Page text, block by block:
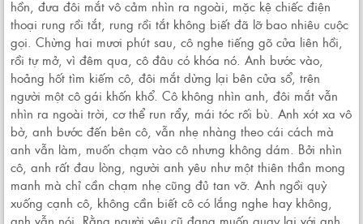
hồn, đưa đôi mắt vô cảm nhìn ra ngoài, mặc kệ chiếc điện
thoại rung rồi tắt, rung rồi tắt không biết đã lỡ bao nhiêu cuộc
gọi. Chừng hai mươi phút sau, cô nghe tiếng gõ cửa liên hồi,
rồi tự mở, vì đêm qua, cô đâu có khóa nó. Anh bước vào,
hoảng hốt tìm kiếm cô, đôi mắt dừng lại bên cửa sổ, trên
người một cô gái khốn khổ. Cô không nhìn anh, đôi mắt vẫn
nhìn ra ngoài trời, cơ thể run rẩy, mái tóc rối bù. Anh xót xa vô
bờ, anh bước đến bên cô, vẫn nhẹ nhàng theo cái cách mà
anh vẫn làm, muốn chạm vào cô nhưng không dám. Bởi nhìn
cô, anh rất đau lòng, người anh yêu như một thiên thần mong
manh mà chỉ cần chạm nhẹ cũng đủ tan vỡ. Anh ngồi quỳ
xuống cạnh cô, không cần biết cô có lắng nghe hay không,